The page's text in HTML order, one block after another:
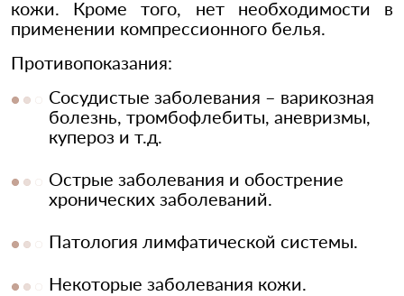
кожи. Кроме того, нет необходимости в
применении компрессионного белья.
Противопоказания:
Сосудистые заболевания – варикозная
болезнь, тромбофлебиты, аневризмы,
купероз и т.д.
Острые заболевания и обострение
хронических заболеваний.
Патология лимфатической системы.
Некоторые заболевания кожи.